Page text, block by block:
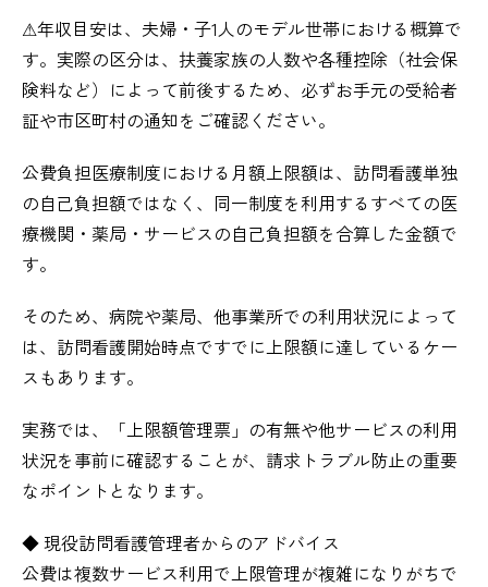
⚠︎年収目安は、夫婦・子1人のモデル世帯における概算で
す。実際の区分は、扶養家族の人数や各種控除（社会保
険料など）によって前後するため、必ずお手元の受給者
証や市区町村の通知をご確認ください。
公費負担医療制度における月額上限額は、訪問看護単独
の自己負担額ではなく、同一制度を利用するすべての医
療機関・薬局・サービスの自己負担額を合算した金額で
す。
そのため、病院や薬局、他事業所での利用状況によって
は、訪問看護開始時点ですでに上限額に達しているケー
スもあります。
実務では、「上限額管理票」の有無や他サービスの利用
状況を事前に確認することが、請求トラブル防止の重要
なポイントとなります。
◆ 現役訪問看護管理者からのアドバイス
公費は複数サービス利用で上限管理が複雑になりがちで